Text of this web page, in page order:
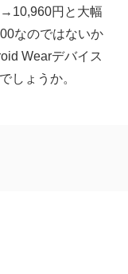
円と大幅
なのではないか
Wearデバイス
しょうか。